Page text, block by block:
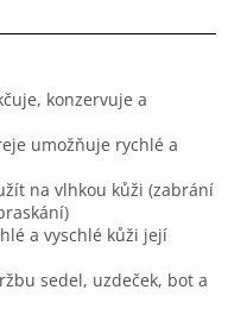
konzervuje a
umožňuje rychlé a
na vlhkou kůži (zabrání
a vyschlé kůži její
sedel, uzdeček, bot a